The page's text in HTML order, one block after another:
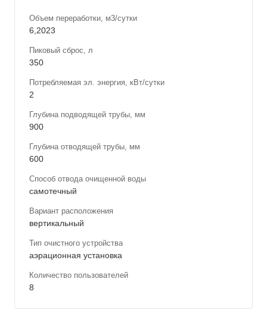
Объем переработки, м3/сутки
6,2023
Пиковый сброс, л
350
Потребляемая эл. энергия, кВт/сутки
2
Глубина подводящей трубы, мм
900
Глубина отводящей трубы, мм
600
Способ отвода очищенной воды
самотечный
Вариант расположения
вертикальный
Тип очистного устройства
аэрационная установка
Количество пользователей
8